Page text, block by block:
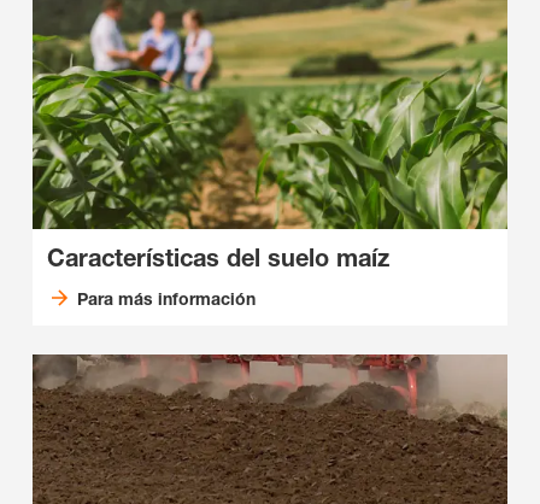
Características del suelo maíz
Para más información